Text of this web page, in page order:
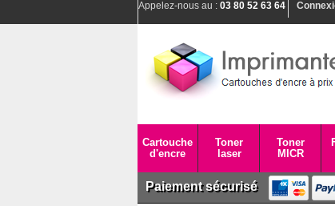
Appelez-nous au : 03 80 52 63 64
Cartouche
d'encre
Toner
laser
Toner
MICR
Paiement sécurisé